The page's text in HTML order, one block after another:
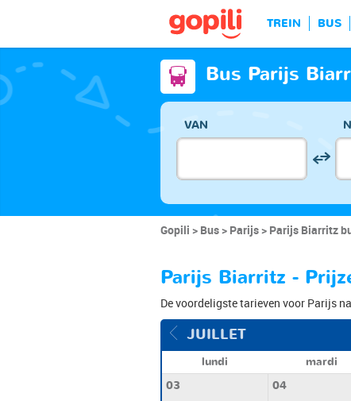
TREIN BUS
Bus Parijs
VAN
Gopili Bus Parijs Parijs Biarritz
Parijs Biarritz -
De voordeligste tarieven voor Parijs
JUILLET
lundi mardi
03
04